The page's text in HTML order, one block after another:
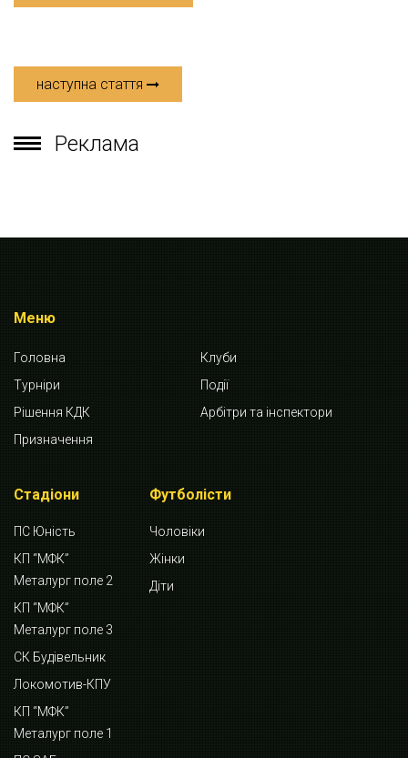
наступна стаття
Реклама
Меню
Головна
Клуби
Турніри
Події
Рішення КДК
Арбітри та інспектори
Призначення
Стадіони
ПС Юність
КП “МФК”
Металург поле 2
КП “МФК”
Металург поле 3
СК Будівельник
Локомотив-КПУ
КП “МФК”
Металург поле 1
Футболісти
Чоловіки
Жінки
Діти